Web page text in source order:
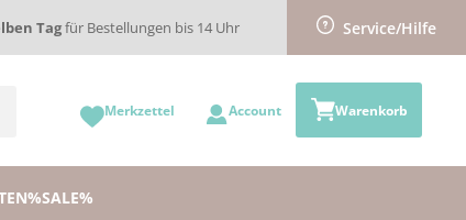
Tagfür Bestellungen bis 14 Uhr Service/Hilfe
Merkzettel Account Warenkorb
%SALE%